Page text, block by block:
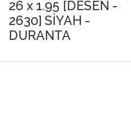
26 x 1.95 [DESEN -
2630] SİYAH -
DURANTA